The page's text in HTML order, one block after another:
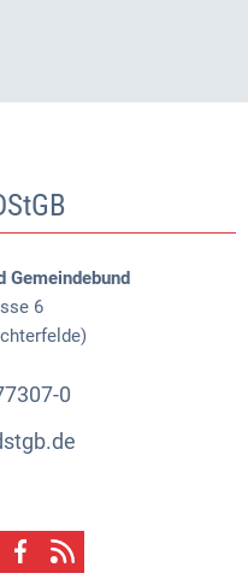
Gemeindebund
6
0